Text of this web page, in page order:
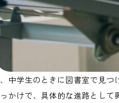
中学生のときに図書室で見
かけで、具体的な進路とし